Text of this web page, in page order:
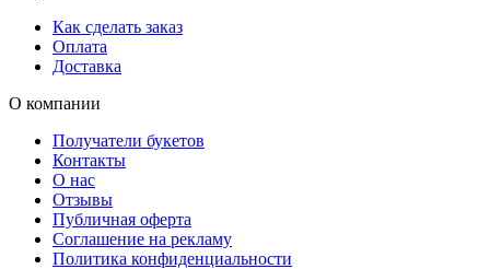
Как сделать заказ
Оплата
Доставка
О компании
Получатели букетов
Контакты
О нас
Отзывы
Публичная оферта
Соглашение на рекламу
Политика конфиденциальности